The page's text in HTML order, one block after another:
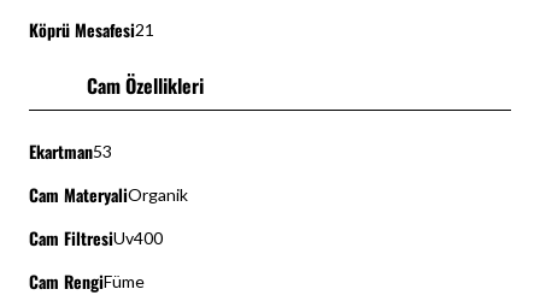
Köprü Mesafesi21
Cam Özellikleri
Ekartman53
Cam MateryaliOrganik
Cam FiltresiUv400
Cam RengiFüme